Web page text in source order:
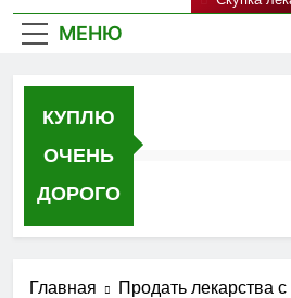
МЕНЮ
КУПЛЮ
ОЧЕНЬ
ДОРОГО
Главная Продать лекарства